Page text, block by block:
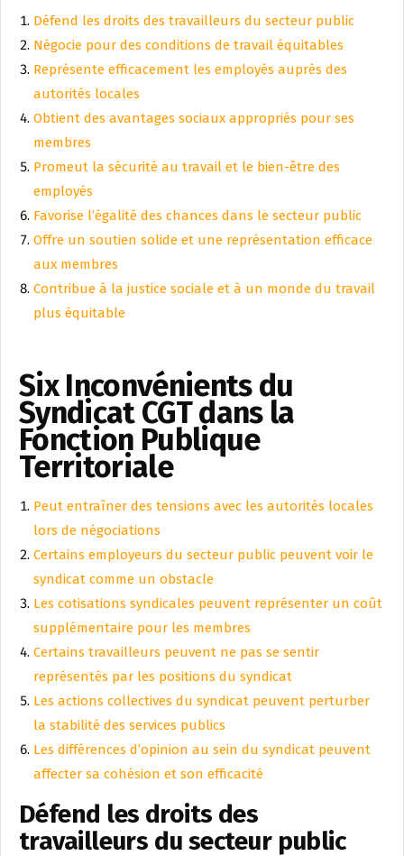
Défend les droits des travailleurs du secteur public
Négocie pour des conditions de travail équitables
Représente efficacement les employés auprès des
autorités locales
Obtient des avantages sociaux appropriés pour ses
membres
Promeut la sécurité au travail et le bien-être des
employés
Favorise l’égalité des chances dans le secteur public
Offre un soutien solide et une représentation efficace
aux membres
Contribue à la justice sociale et à un monde du travail
plus équitable
Six Inconvénients du
Syndicat CGT dans la
Fonction Publique
Territoriale
Peut entraîner des tensions avec les autorités locales
lors de négociations
Certains employeurs du secteur public peuvent voir le
syndicat comme un obstacle
Les cotisations syndicales peuvent représenter un coût
supplémentaire pour les membres
Certains travailleurs peuvent ne pas se sentir
représentés par les positions du syndicat
Les actions collectives du syndicat peuvent perturber
la stabilité des services publics
Les différences d’opinion au sein du syndicat peuvent
affecter sa cohésion et son efficacité
Défend les droits des
travailleurs du secteur public